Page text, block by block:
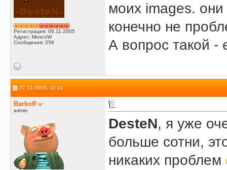
Регистрация: 06.11.2005
Адрес: MoscoW
Сообщения: 256
моих images.
конечно не
А вопрос такой -
27.11.2005, 12:21
Barkoff
admin
DesteN, я уже
больше сотни,
никаких проблем